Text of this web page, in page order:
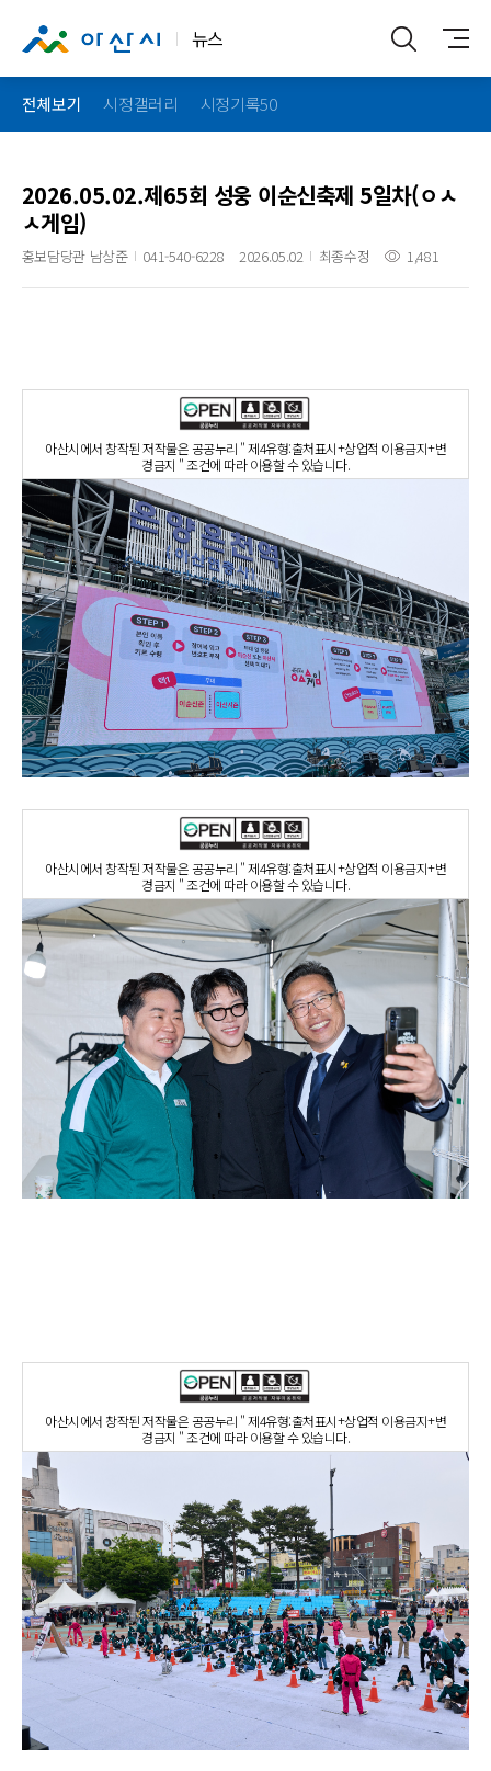
뉴스
전체보기 시정갤러리 시정기록50
2026.05.02.제65회 성웅 이순신축제 5일차(ㅇㅅ
ㅅ게임)
홍보담당관 남상준 041-540-6228 2026.05.02 최종수정 1,481
아산시에서 창작된 저작물은 공공누리 " 제4유형:출처표시+상업적 이용금지+변
경금지 " 조건에 따라 이용할 수 있습니다.
아산시에서 창작된 저작물은 공공누리 " 제4유형:출처표시+상업적 이용금지+변
경금지 " 조건에 따라 이용할 수 있습니다.
아산시에서 창작된 저작물은 공공누리 " 제4유형:출처표시+상업적 이용금지+변
경금지 " 조건에 따라 이용할 수 있습니다.